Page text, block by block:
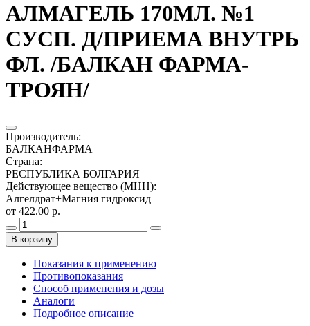
АЛМАГЕЛЬ 170МЛ. №1
СУСП. Д/ПРИЕМА ВНУТРЬ
ФЛ. /БАЛКАН ФАРМА-
ТРОЯН/
Производитель:
БАЛКАНФАРМА
Страна:
РЕСПУБЛИКА БОЛГАРИЯ
Действующее вещество (МНН):
Алгелдрат+Магния гидроксид
от 422.00 р.
В корзину
Показания к применению
Противопоказания
Способ применения и дозы
Аналоги
Подробное описание